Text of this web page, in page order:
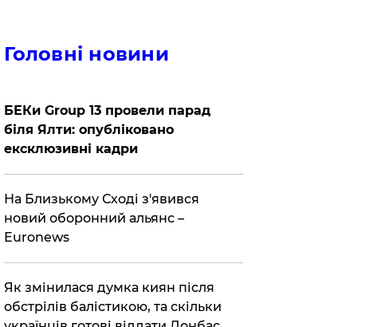
Головні новини
БЕКи Group 13 провели парад
біля Ялти: опубліковано
ексклюзивні кадри
На Близькому Сході з'явився
новий оборонний альянс –
Euronews
Як змінилася думка киян після
обстрілів балістикою, та скільки